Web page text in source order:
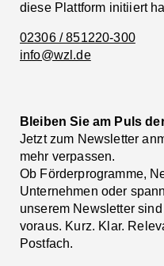
diese Plattform initiiert
02306 / 851220-300
info@wzl.de
Bleiben Sie am Puls
Jetzt zum Newsletter
mehr verpassen.
Ob Förderprogramme,
Unternehmen oder
unserem Newsletter
voraus. Kurz. Klar.
Postfach.